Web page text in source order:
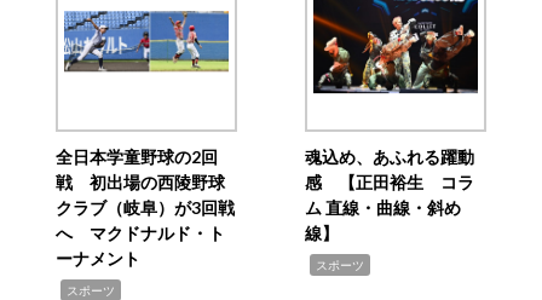
全日本学童野球の2回
戦 初出場の西陵野球
クラブ（岐阜）が3回戦
へ マクドナルド・ト
ーナメント
スポーツ
魂込め、あふれる躍動
感 【正田裕生 コラ
ム 直線・曲線・斜め
線】
スポーツ